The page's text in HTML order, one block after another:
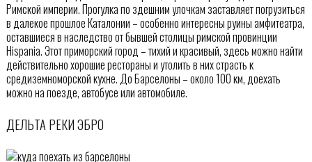
Римской империи. Прогулка по здешним улочкам заставляет погрузиться
в далекое прошлое Каталонии – особенно интересны руины амфитеатра,
оставшиеся в наследство от бывшей столицы римской провинции
Hispania. Этот приморский город – тихий и красивый, здесь можно найти
действительно хорошие рестораны и утолить в них страсть к
средиземноморской кухне. До Барселоны – около 100 км, доехать
можно на поезде, автобусе или автомобиле.
ДЕЛЬТА РЕКИ ЭБРО